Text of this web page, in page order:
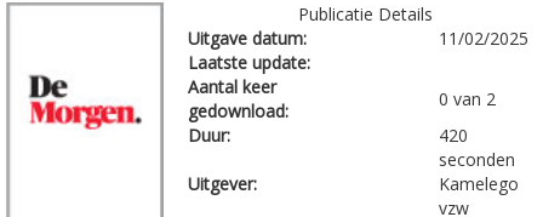
Publicatie Details
Uitgave datum:
11/02/2025
Laatste update:
Aantal keer
gedownload:
0 van 2
Duur:
420
seconden
Uitgever:
Kamelego
vzw